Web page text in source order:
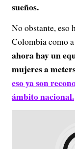
sueños.
No obstante, eso
Colombia como
ahora hay un
mujeres a
eso ya son
ámbito nacional.